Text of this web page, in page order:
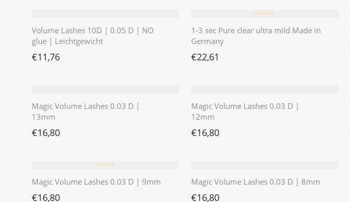
Volume Lashes 10D | 0.05 D | NO
glue | Leichtgewicht
€11,76
⭐️⭐️⭐️⭐️⭐️
1-3 sec Pure clear ultra mild Made in
Germany
€22,61
Magic Volume Lashes 0.03 D |
13mm
€16,80
Magic Volume Lashes 0.03 D |
12mm
€16,80
⭐️⭐️⭐️⭐️⭐️
Magic Volume Lashes 0.03 D | 9mm
€16,80
Magic Volume Lashes 0.03 D | 8mm
€16,80